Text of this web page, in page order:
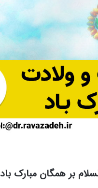
بر همگان مبارک باد